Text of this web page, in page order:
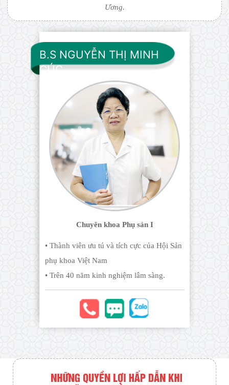
Ương.
B.S NGUYỄN THỊ MINH
CÚC
Chuyên khoa Phụ sản I
• Thành viên ưu tú và tích cực của Hội Sản
phụ khoa Việt Nam
• Trên 40 năm kinh nghiệm lâm sàng.